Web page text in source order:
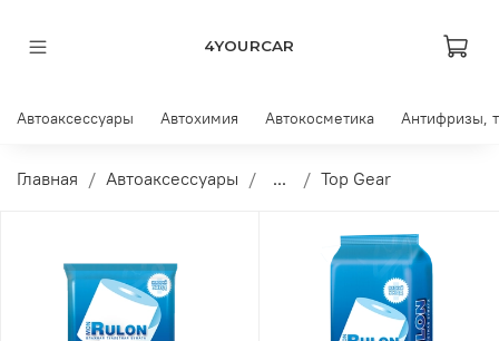
4YOURCAR
Автоаксессуары Автохимия Автокосметика Антифризы,
Главная Автоаксессуары ... Top Gear